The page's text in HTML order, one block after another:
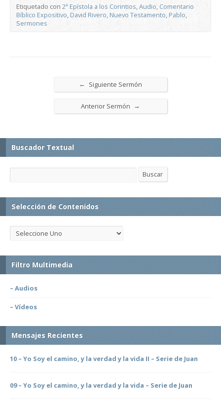
Etiquetado con2ª Epístola a los Corintios,Audio, Comentario
Bíblico Expositivo,David Rivero,Nuevo Testamento,Pablo,
Sermones
← Siguiente Sermón
Anterior Sermón →
Buscador Textual
Buscar
Selección de Contenidos
Filtro Multimedia
– Audios
– Vídeos
Mensajes Recientes
10 – Yo Soy el camino, y la verdad y la vida II – Serie de Juan
09 – Yo Soy el camino, y la verdad y la vida – Serie de Juan